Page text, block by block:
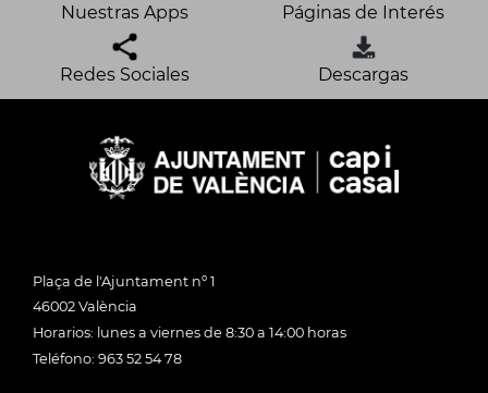
Nuestras Apps Páginas de Interés
Redes Sociales Descargas
Plaça de l'Ajuntament nº 1
46002 València
Horarios: lunes a viernes de 8:30 a 14:00 horas
Teléfono: 963 52 54 78